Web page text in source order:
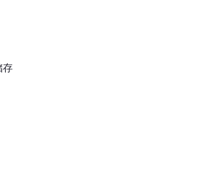
存